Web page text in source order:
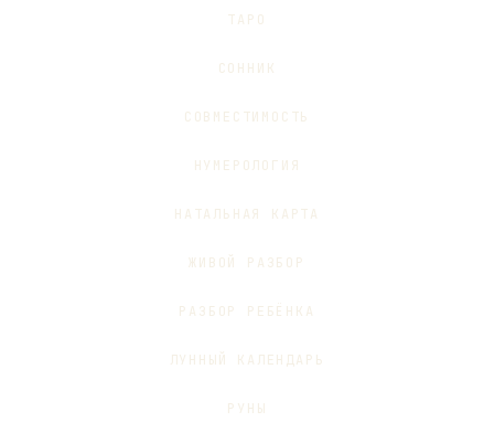
ТАРО
СОННИК
СОВМЕСТИМОСТЬ
НУМЕРОЛОГИЯ
НАТАЛЬНАЯ КАРТА
ЖИВОЙ РАЗБОР
РАЗБОР РЕБЁНКА
ЛУННЫЙ КАЛЕНДАРЬ
РУНЫ